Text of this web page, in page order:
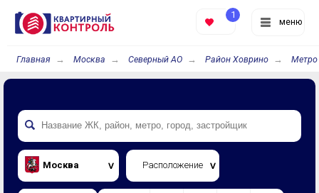
меню
1
Главная Москва Северный АО Район Ховрино Метро
Москва Расположение